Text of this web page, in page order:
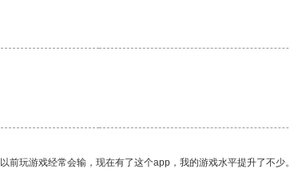
玩游戏经常会输，现在有了这个app，我的游戏水平提升了不少。